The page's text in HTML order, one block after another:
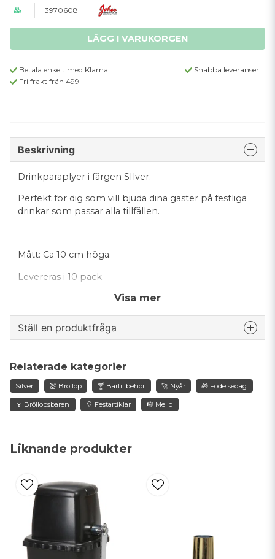
3970608
LÄGG I VARUKORGEN
Betala enkelt med Klarna
Snabba leveranser
Fri frakt från 499
Liknande produkter
Beskrivning
Drinkparaplyer i färgen SIlver.
Perfekt för dig som vill bjuda dina gäster på festliga
drinkar som passar alla tillfällen.
Mått: Ca 10 cm höga.
Levereras i 10 pack.
Visa mer
Ställ en produktfråga
Fråga oss något om denna produkten...
Ja, ni får publicera min fråga
Relaterade kategorier
Silver 💒 Bröllop 🍸 Bartillbehör 🚀 Nyår 🎁 Födelsedag
🍷 Bröllopsbaren 🎈 Festartiklar 🎼 Mello